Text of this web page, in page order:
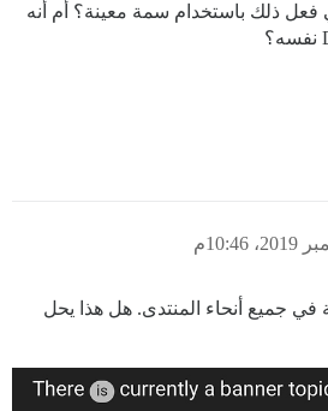
ذلك باستخدام سمة معينة؟ أم أنه
في جميع أنحاء المنتدى. هل هذا يحل